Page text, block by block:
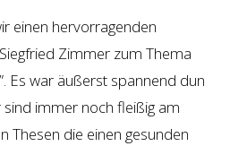
einen hervorragenden
Zimmer zum Thema
Es war äußerst spannend dun
immer noch fleißig am
Thesen die einen gesunden